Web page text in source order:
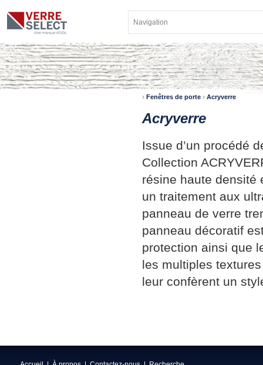
› Fenêtres de porte › Acryverre
Acryverre
Issue d’un procédé
Collection
résine haute densité
un traitement aux
panneau de verre
panneau décoratif
protection ainsi que
les multiples
leur confèrent un